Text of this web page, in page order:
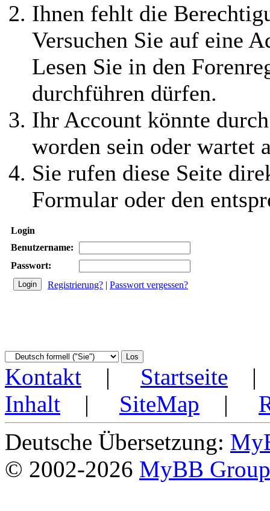
Ihnen fehlt die
Versuchen Sie auf eine
Lesen Sie in den
durchführen dürfen.
Ihr Account könnte
worden sein oder wartet
Sie rufen diese Seite
Formular oder den
Login
Benutzername:
Passwort:
Registrierung? | Passwort vergessen?
Kontakt | Startseite
Inhalt | SiteMap |
Deutsche Übersetzung:
© 2002-2026 MyBB Group